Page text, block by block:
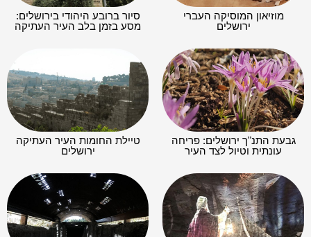
מוזיאון המוסיקה העברי
ירושלים
סיור ברובע היהודי בירושלים:
מסע בזמן בלב העיר העתיקה
גבעת התנ"ך ירושלים: פריחה
עונתית וטיול לצד העיר
טיילת החומות העיר העתיקה
ירושלים